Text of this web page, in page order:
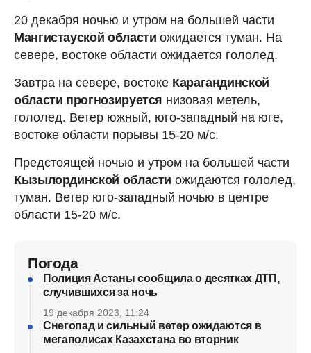
20 декабря ночью и утром на большей части
Мангистауской области ожидается туман. На
севере, востоке области ожидается гололед.
Завтра на севере, востоке Карагандинской
области прогнозируется низовая метель,
гололед. Ветер южный, юго-западный на юге,
востоке области порывы 15-20 м/с.
Предстоящей ночью и утром на большей части
Кызылординской области ожидаются гололед,
туман. Ветер юго-западный ночью в центре
области 15-20 м/с.
Погода
Полиция Астаны сообщила о десятках ДТП,
случившихся за ночь
19 декабря 2023, 11:24
Снегопад и сильный ветер ожидаются в
мегаполисах Казахстана во вторник